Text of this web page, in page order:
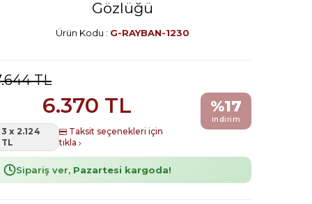
Gözlüğü
Ürün Kodu : G-RAYBAN-1230
TL
6.370 TL
3 x 2.124
TL
Taksit seçenekleri için
tıkla
%17
indirim
Sipariş ver, Pazartesi kargoda!